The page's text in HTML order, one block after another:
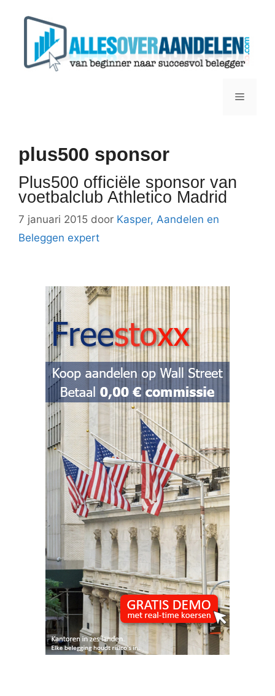
Menu
plus500 sponsor
Plus500 officiële sponsor van
voetbalclub Athletico Madrid
7 januari 2015 door Kasper, Aandelen en
Beleggen expert